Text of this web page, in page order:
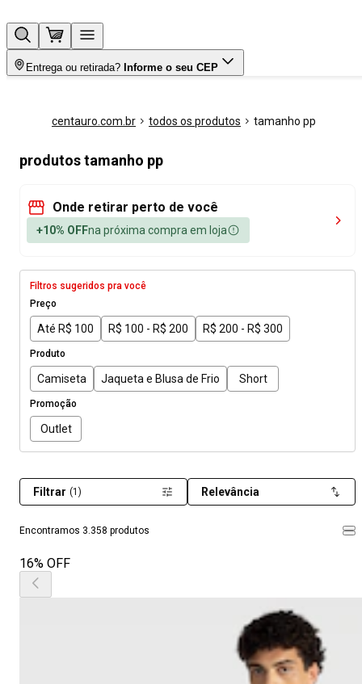
Entrega ou retirada? Informe o seu CEP
centauro.com.br todos os produtos tamanho pp
produtos tamanho pp
Onde retirar perto de você
+10% OFFna próxima compra em loja
Filtros sugeridos pra você
Preço
Até R$ 100 R$ 100 - R$ 200 R$ 200 - R$ 300
Produto
Camiseta Jaqueta e Blusa de Frio Short
Promoção
Outlet
Encontramos 3.358 produtos
Filtrar (1) Relevância
16% OFF